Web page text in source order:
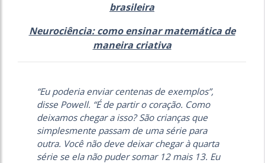
brasileira
Neurociência: como ensinar matemática de
maneira criativa
“Eu poderia enviar centenas de exemplos”,
disse Powell. “É de partir o coração. Como
deixamos chegar a isso? São crianças que
simplesmente passam de uma série para
outra. Você não deve deixar chegar à quarta
série se ela não puder somar 12 mais 13. Eu